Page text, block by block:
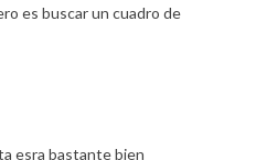
es buscar un cuadro de
esra bastante bien